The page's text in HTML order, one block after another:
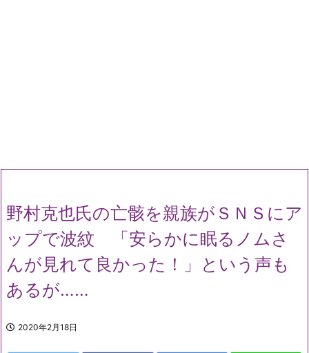
野村克也氏の亡骸を親族がＳＮＳにア
ップで波紋 「安らかに眠るノムさ
んが見れて良かった！」という声も
あるが……
2020年2月18日